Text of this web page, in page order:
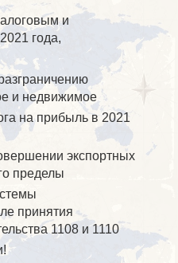
и
года,
и недвижимое
на прибыль в 2021
экспортных
пределы
принятия
1108 и 1110